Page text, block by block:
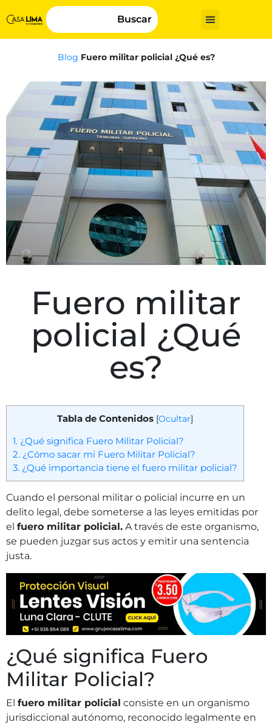
Buscar
Blog Fuero militar policial ¿Qué es?
Fuero militar
policial ¿Qué
es?
Tabla de Contenidos [Ocultar]
1. ¿Qué significa Fuero Militar Policial?
2. ¿Cómo sacar mi Fuero Militar Policial?
3. ¿Qué importancia tiene el fuero militar policial?
Cuando el personal militar o policial incurre en un
delito legal, debe someterse a las leyes emitidas por
el fuero militar policial. A través de este organismo,
se pueden juzgar sus actos y emitir una sentencia
justa.
¿Qué significa Fuero
Militar Policial?
El fuero militar policial consiste en un organismo
jurisdiccional autónomo, reconocido legalmente en